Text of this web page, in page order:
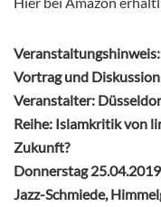
Veranstaltungshinweis:
Vortrag und
Veranstalter:
Reihe: Islamkritik von
Zukunft?
Donnerstag
Jazz-Schmiede,